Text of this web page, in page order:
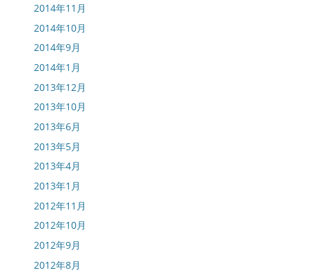
2014年11月
2014年10月
2014年9月
2014年1月
2013年12月
2013年10月
2013年6月
2013年5月
2013年4月
2013年1月
2012年11月
2012年10月
2012年9月
2012年8月